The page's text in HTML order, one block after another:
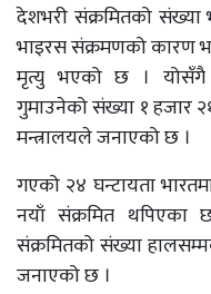
देशभरी संक्रमितको
भाइरस संक्रमणको कारण
मृत्यु भएको छ । योसँगै
गुमाउनेको संख्या १ हजार
मन्त्रालयले जनाएको छ ।
गएको २४ घन्टायता
नयाँ संक्रमित थपिएका
संक्रमितको संख्या
जनाएको छ ।